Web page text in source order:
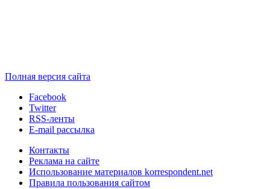
Полная версия сайта
Facebook
Twitter
RSS-ленты
E-mail рассылка
Контакты
Реклама на сайте
Использование материалов korrespondent.net
Правила пользования сайтом